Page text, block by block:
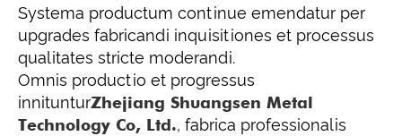
Systema productum continue emendatur per
upgrades fabricandi inquisitiones et processus
qualitates stricte moderandi.
Omnis productio et progressus
innitunturZhejiang Shuangsen Metal
Technology Co, Ltd., fabrica professionalis